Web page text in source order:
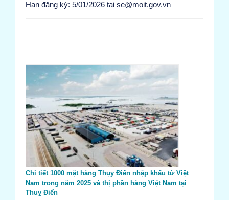
Hạn đăng ký: 5/01/2026 tại se@moit.gov.vn
Chi tiết 1000 mặt hàng Thụy Điển nhập khẩu từ Việt
Nam trong năm 2025 và thị phần hàng Việt Nam tại
Thuỵ Điển